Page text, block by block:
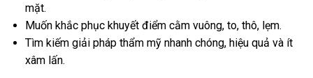
mặt.
Muốn khắc phục khuyết điểm cằm vuông, to, thô, lẹm.
Tìm kiếm giải pháp thẩm mỹ nhanh chóng, hiệu quả và ít
xâm lấn.